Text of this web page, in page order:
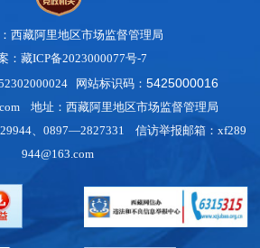
西藏阿里地区市场监督管理局
：藏ICP备2023000077号-7
网站标识码： 5425000016
地址：西藏阿里地区市场监督管理局
、0897—2827331 信访举报邮箱：xf289
944@163.com